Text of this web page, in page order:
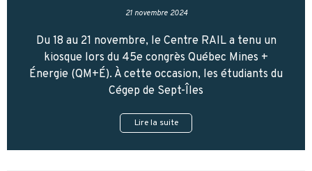
21 novembre 2024
Du 18 au 21 novembre, le Centre RAIL a tenu un
kiosque lors du 45e congrès Québec Mines +
Énergie (QM+É). À cette occasion, les étudiants du
Cégep de Sept-Îles
Lire la suite